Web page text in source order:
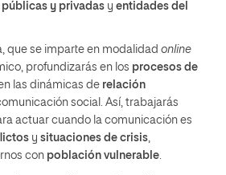
y privadas y entidades del
que se imparte en modalidad online
profundizarás en los procesos de
las dinámicas de relación
social. Así, trabajarás
actuar cuando la comunicación es
y situaciones de crisis,
con población vulnerable.